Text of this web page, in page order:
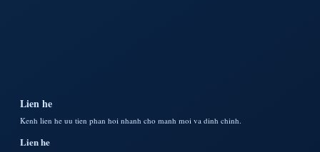
Lien he
Kenh lien he uu tien phan hoi nhanh cho manh moi va dinh chinh.
Lien he